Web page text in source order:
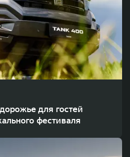
для гостей
фестиваля